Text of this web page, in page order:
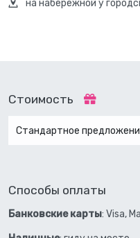
на набережной у
Стоимость
Стандартное
Способы оплаты
Банковские карты: Visa,